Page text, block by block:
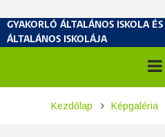
GYAKORLÓ ÁLTALÁNOS ISKOLA
ÁLTALÁNOS ISKOLÁJA
Morzsa
Kezdőlap Képgaléria